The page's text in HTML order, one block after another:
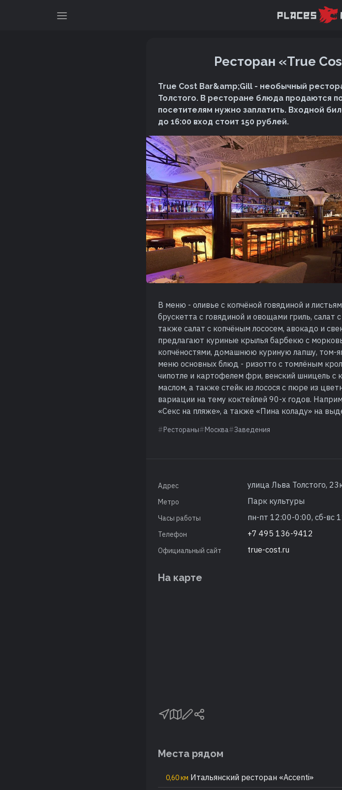
Ресторан «True
True Cost Bar&amp;Gill - необычный
Толстого. В ресторане блюда продаются
посетителям нужно заплатить. Входной
до 16:00 вход стоит 150 рублей.
В меню - оливье с копчёной говядиной и
брускетта с говядиной и овощами гриль,
также салат с копчёным лососем, авокадо и
предлагают куриные крылья барбекю с
копчёностями, домашнюю куриную лапшу, том-
меню основных блюд - ризотто с томлёным
чипотле и картофелем фри, венский шницель
маслом, а также стейк из лосося с пюре из
вариации на тему коктейлей 90-х годов.
«Секс на пляже», а также «Пина коладу» на
Рестораны Москва Заведения
Адрес улица Льва Толстого,
Метро Парк культуры
Часы работы пн-пт 12:00-0:00, сб-вс
Телефон +7 495 136-9412
Официальный сайт true-cost.ru
На карте
Места рядом
0,60 км Итальянский ресторан «Accenti»